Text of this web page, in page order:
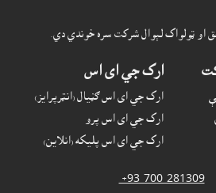
ارک جي اى اس
ارک جي اى اس ګڼيال (انټرپرايز)
ارک جي اى اس پرو
ارک جي اى اس پليکه (انلاين)
‎ +93-700-281309